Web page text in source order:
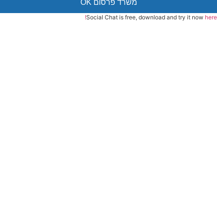
משרד פרסום OK
Social Chat is free, download and try it now here!